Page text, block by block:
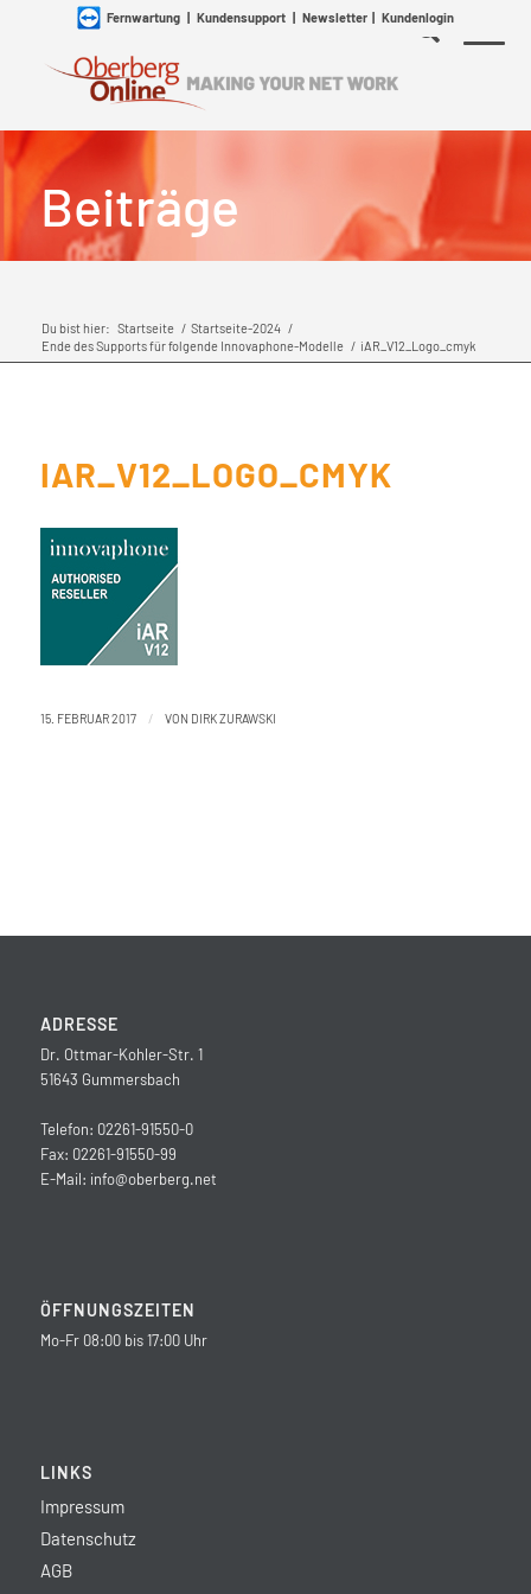
Fernwartung| Kundensupport| Newsletter| Kundenlogin
Beiträge
Du bist hier: Startseite / Startseite-2024 /
Ende des Supports für folgende Innovaphone-Modelle / iAR_V12_Logo_cmyk
IAR_V12_LOGO_CMYK
15. FEBRUAR 2017 / VON DIRK ZURAWSKI
ADRESSE
Dr. Ottmar-Kohler-Str. 1
51643 Gummersbach
Telefon: 02261-91550-0
Fax: 02261-91550-99
E-Mail: info@oberberg.net
ÖFFNUNGSZEITEN
Mo-Fr 08:00 bis 17:00 Uhr
LINKS
Impressum
Datenschutz
AGB